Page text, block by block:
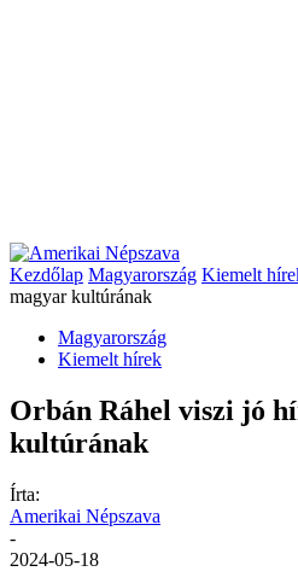
Kezdőlap Magyarország Kiemelt
magyar kultúrának
Magyarország
Kiemelt hírek
Orbán Ráhel viszi jó
kultúrának
Írta:
Amerikai Népszava
-
2024-05-18